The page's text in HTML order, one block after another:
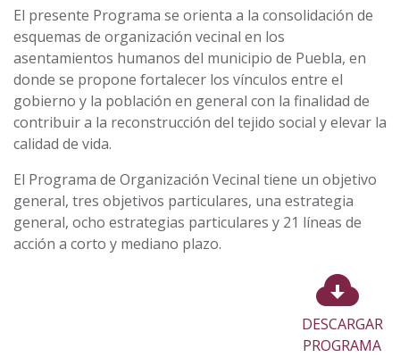
El presente Programa se orienta a la consolidación de
esquemas de organización vecinal en los
asentamientos humanos del municipio de Puebla, en
donde se propone fortalecer los vínculos entre el
gobierno y la población en general con la finalidad de
contribuir a la reconstrucción del tejido social y elevar la
calidad de vida.
El Programa de Organización Vecinal tiene un objetivo
general, tres objetivos particulares, una estrategia
general, ocho estrategias particulares y 21 líneas de
acción a corto y mediano plazo.
DESCARGAR
PROGRAMA